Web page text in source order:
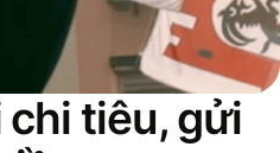
tiêu, gửi